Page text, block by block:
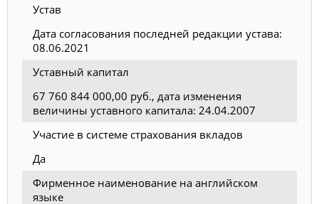
Устав
Дата согласования последней редакции устава:
08.06.2021
Уставный капитал
67 760 844 000,00 руб., дата изменения
величины уставного капитала: 24.04.2007
Участие в системе страхования вкладов
Да
Фирменное наименование на английском
языке